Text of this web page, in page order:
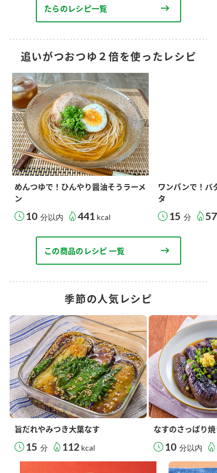
たらのレシピ一覧
追いがつおつゆ２倍を使ったレシピ
めんつゆで！ひんやり醤油そうラーメ
ン
10 分以内 441 kcal
ワンパンで！バ
タ
15 分
この商品のレシピ 一覧
季節の人気レシピ
旨だれやみつき大葉なす
15 分 112 kcal
なすのさっぱり
10 分以内